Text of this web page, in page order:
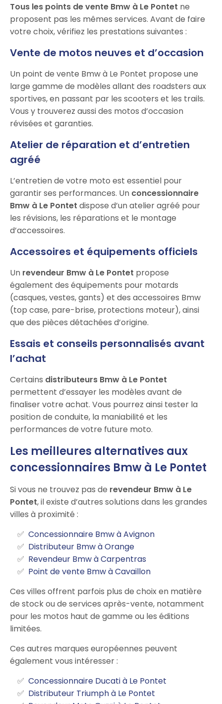
Tous les points de vente Bmw à Le Pontet ne
proposent pas les mêmes services. Avant de faire
votre choix, vérifiez les prestations suivantes :
Vente de motos neuves et d’occasion
Un point de vente Bmw à Le Pontet propose une
large gamme de modèles allant des roadsters aux
sportives, en passant par les scooters et les trails.
Vous y trouverez aussi des motos d’occasion
révisées et garanties.
Atelier de réparation et d’entretien
agréé
L’entretien de votre moto est essentiel pour
garantir ses performances. Un concessionnaire
Bmw à Le Pontet dispose d’un atelier agréé pour
les révisions, les réparations et le montage
d’accessoires.
Accessoires et équipements officiels
Un revendeur Bmw à Le Pontet propose
également des équipements pour motards
(casques, vestes, gants) et des accessoires Bmw
(top case, pare-brise, protections moteur), ainsi
que des pièces détachées d’origine.
Essais et conseils personnalisés avant
l’achat
Certains distributeurs Bmw à Le Pontet
permettent d’essayer les modèles avant de
finaliser votre achat. Vous pourrez ainsi tester la
position de conduite, la maniabilité et les
performances de votre future moto.
Les meilleures alternatives aux
concessionnaires Bmw à Le Pontet
Si vous ne trouvez pas de revendeur Bmw à Le
Pontet, il existe d’autres solutions dans les grandes
villes à proximité :
Concessionnaire Bmw à Avignon
Distributeur Bmw à Orange
Revendeur Bmw à Carpentras
Point de vente Bmw à Cavaillon
Ces villes offrent parfois plus de choix en matière
de stock ou de services après-vente, notamment
pour les motos haut de gamme ou les éditions
limitées.
Ces autres marques européennes peuvent
également vous intéresser :
Concessionnaire Ducati à Le Pontet
Distributeur Triumph à Le Pontet